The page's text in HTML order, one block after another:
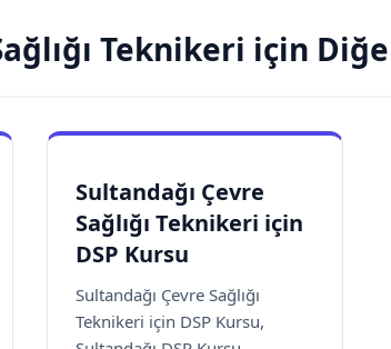
Teknikeri için
Sultandağı Çevre
Sağlığı Teknikeri için
DSP Kursu
Sultandağı Çevre Sağlığı
Teknikeri için DSP Kursu,